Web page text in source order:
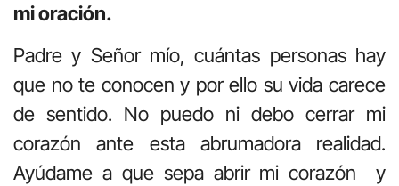
mi oración.
Padre y Señor mío, cuántas personas hay
que no te conocen y por ello su vida carece
de sentido. No puedo ni debo cerrar mi
corazón ante esta abrumadora realidad.
Ayúdame a que sepa abrir mi corazón y